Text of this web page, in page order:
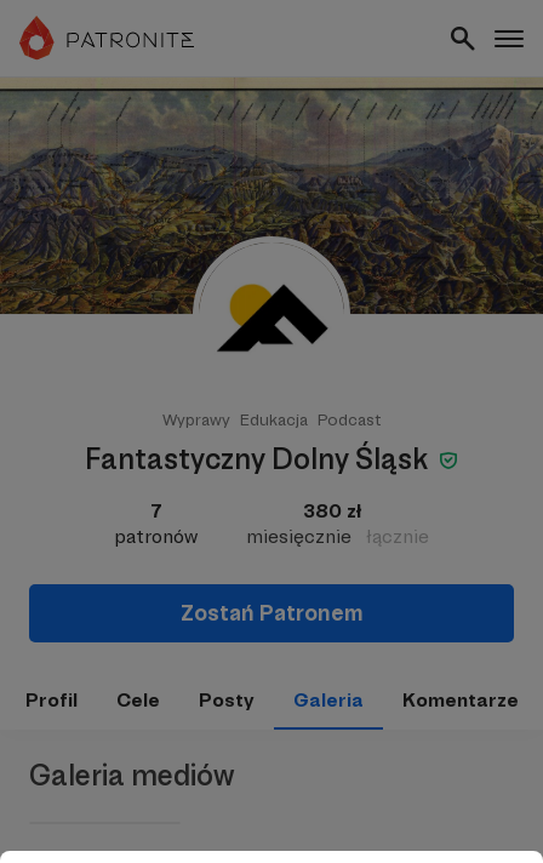
Wyprawy Edukacja Podcast
Fantastyczny Dolny Śląsk
7
patronów
380 zł
miesięcznie
łącznie
Zostań Patronem
Profil Cele Posty Galeria Komentarze
Galeria mediów